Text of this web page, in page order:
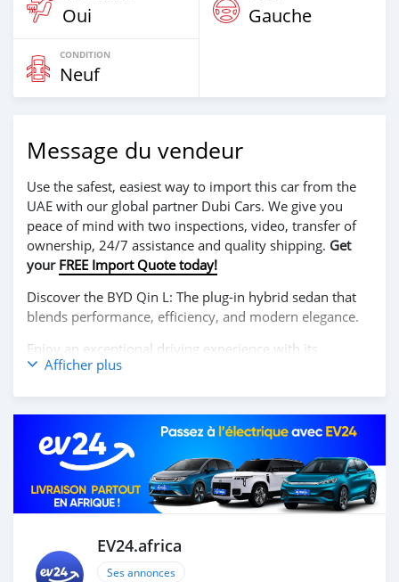
Oui Gauche
CONDITION
Neuf
Message du vendeur
Use the safest, easiest way to import this car from the
UAE with our global partner Dubi Cars. We give you
peace of mind with two inspections, video, transfer of
ownership, 24/7 assistance and quality shipping. Get
your FREE Import Quote today!
Discover the BYD Qin L: The plug-in hybrid sedan that
blends performance, efficiency, and modern elegance.
Enjoy an exceptional driving experience with its
powerful hybrid system, offering smooth acceleration,
and comfortable interior, and cutting-edge technology
including advanced driver-assistance systems and a
premium infotainment setup.
Contact us today for more information and to schedule
your test drive!
Afficher plus
EV24.africa
Ses annonces